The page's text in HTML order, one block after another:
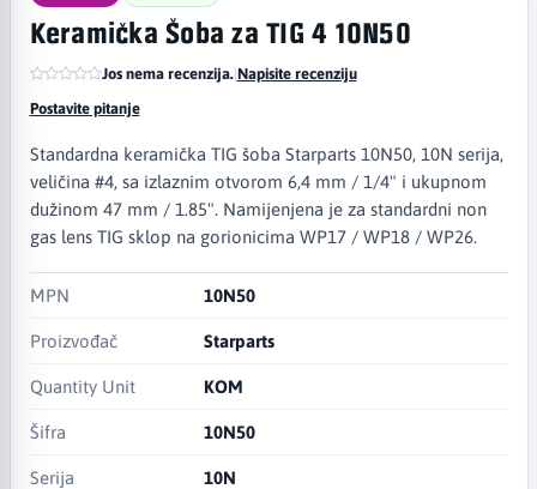
Keramička Šoba za TIG 4 10N50
Jos nema recenzija.|Napisite recenziju
Postavite pitanje
Standardna keramička TIG šoba Starparts 10N50, 10N serija,
veličina #4, sa izlaznim otvorom 6,4 mm / 1/4" i ukupnom
dužinom 47 mm / 1.85". Namijenjena je za standardni non
gas lens TIG sklop na gorionicima WP17 / WP18 / WP26.
MPN 10N50
Proizvođač Starparts
Quantity Unit KOM
Šifra 10N50
Serija 10N